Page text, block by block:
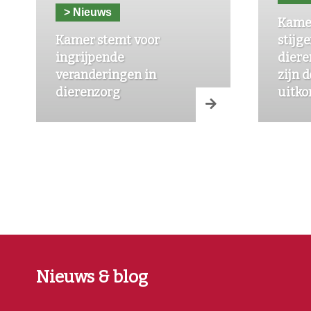
> Nieuws
Kamer stemt voor
ingrijpende
veranderingen in
dierenzorg
zijn
Nieuws & blog